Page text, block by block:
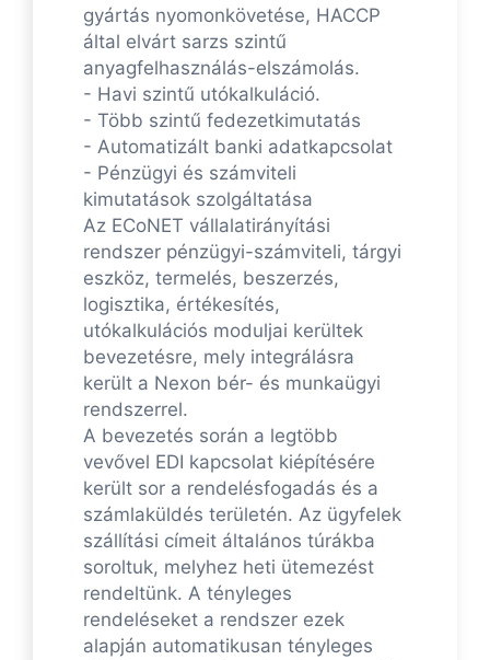
gyártás nyomonkövetése, HACCP
által elvárt sarzs szintű
anyagfelhasználás-elszámolás.
- Havi szintű utókalkuláció.
- Több szintű fedezetkimutatás
- Automatizált banki adatkapcsolat
- Pénzügyi és számviteli
kimutatások szolgáltatása
Az ECoNET vállalatirányítási
rendszer pénzügyi-számviteli, tárgyi
eszköz, termelés, beszerzés,
logisztika, értékesítés,
utókalkulációs moduljai kerültek
bevezetésre, mely integrálásra
került a Nexon bér- és munkaügyi
rendszerrel.
A bevezetés során a legtöbb
vevővel EDI kapcsolat kiépítésére
került sor a rendelésfogadás és a
számlaküldés területén. Az ügyfelek
szállítási címeit általános túrákba
soroltuk, melyhez heti ütemezést
rendeltünk. A tényleges
rendeléseket a rendszer ezek
alapján automatikusan tényleges